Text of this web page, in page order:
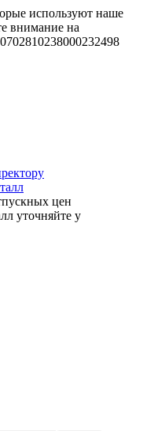
используют наше
внимание на
цен
уточняйте у